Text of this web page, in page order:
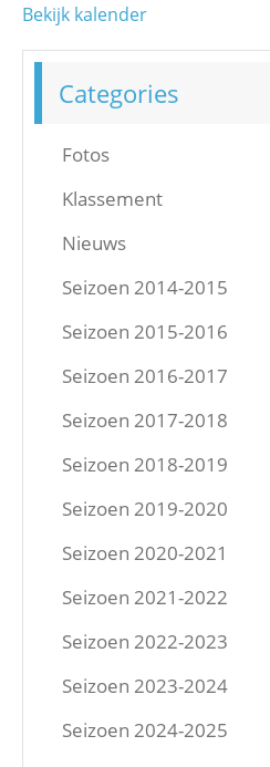
Bekijk kalender
Categories
Fotos
Klassement
Nieuws
Seizoen 2014-2015
Seizoen 2015-2016
Seizoen 2016-2017
Seizoen 2017-2018
Seizoen 2018-2019
Seizoen 2019-2020
Seizoen 2020-2021
Seizoen 2021-2022
Seizoen 2022-2023
Seizoen 2023-2024
Seizoen 2024-2025